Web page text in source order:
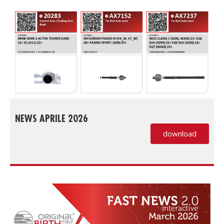
NEWS APRILE 2026
download